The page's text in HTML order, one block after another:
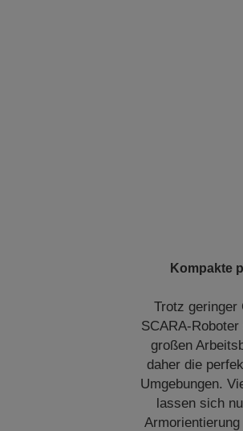
Kompakte
Trotz geringer
SCARA-
großen
daher die
Umgebungen.
lassen sich